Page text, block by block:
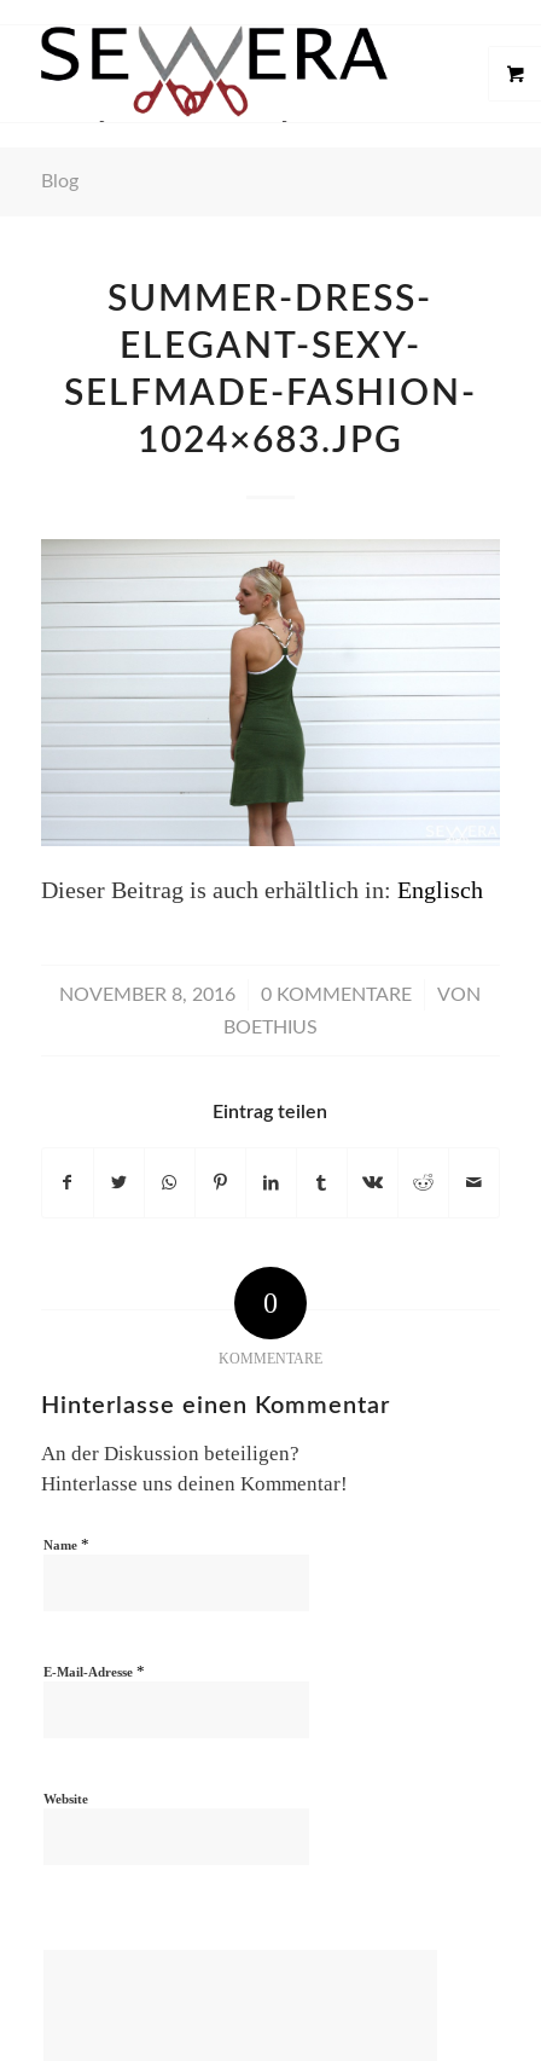
Blog
SUMMER-DRESS-
ELEGANT-SEXY-
SELFMADE-FASHION-
1024×683.JPG
Dieser Beitrag is auch erhältlich in: Englisch
NOVEMBER 8, 2016
/ 0 KOMMENTARE
/
VON
BOETHIUS
Eintrag teilen
0
KOMMENTARE
Hinterlasse einen Kommentar
An der Diskussion beteiligen?
Hinterlasse uns deinen Kommentar!
Name *
E-Mail-Adresse *
Website